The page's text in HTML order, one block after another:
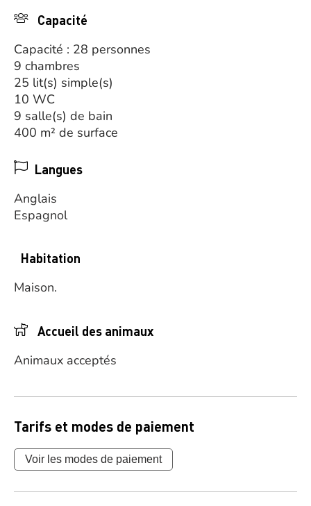
Capacité
Capacité : 28 personnes
9 chambres
25 lit(s) simple(s)
10 WC
9 salle(s) de bain
400 m² de surface
Langues
Anglais
Espagnol
Habitation
Maison.
Accueil des animaux
Animaux acceptés
Tarifs et modes de paiement
Voir les modes de paiement